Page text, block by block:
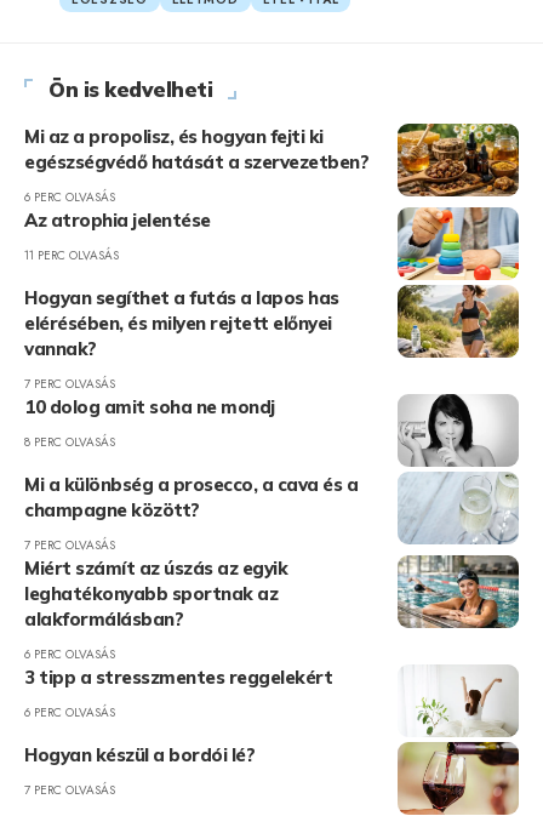
Ön is kedvelheti
Mi az a propolisz, és hogyan fejti ki
egészségvédő hatását a szervezetben?
6 PERC OLVASÁS
Az atrophia jelentése
11 PERC OLVASÁS
Hogyan segíthet a futás a lapos has
elérésében, és milyen rejtett előnyei
vannak?
7 PERC OLVASÁS
10 dolog amit soha ne mondj
8 PERC OLVASÁS
Mi a különbség a prosecco, a cava és a
champagne között?
7 PERC OLVASÁS
Miért számít az úszás az egyik
leghatékonyabb sportnak az
alakformálásban?
6 PERC OLVASÁS
3 tipp a stresszmentes reggelekért
6 PERC OLVASÁS
Hogyan készül a bordói lé?
7 PERC OLVASÁS